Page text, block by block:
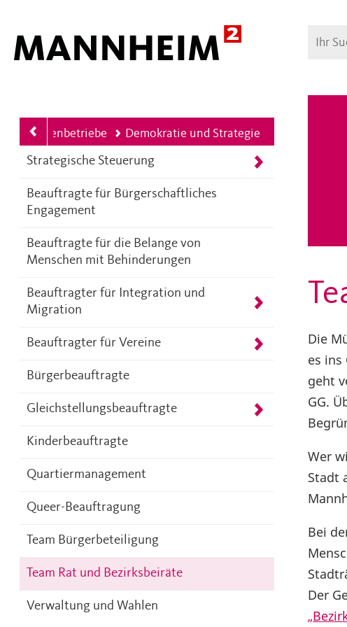
Suche
Eigenbetriebe Demokratie und Strategie
Strategische Steuerung
Beauftragte für Bürgerschaftliches
Engagement
Beauftragte für die Belange von
Menschen mit Behinderungen
Beauftragter für Integration und
Migration
Beauftragter für Vereine
Bürgerbeauftragte
Gleichstellungsbeauftragte
Kinderbeauftragte
Quartiermanagement
Queer-Beauftragung
Team Bürgerbeteiligung
Team Rat und Bezirksbeiräte
Verwaltung und Wahlen
Die
es ins
geht
GG.
Wer
Stadt
Bei
Der